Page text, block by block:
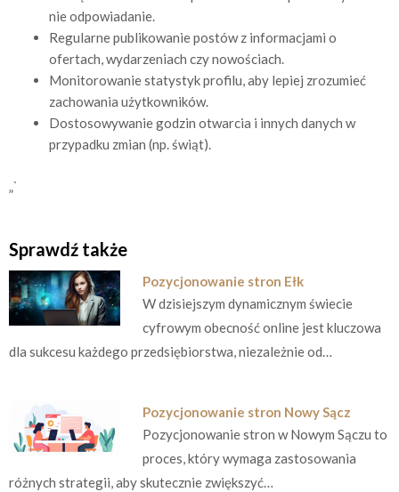
nie odpowiadanie.
Regularne publikowanie postów z informacjami o
ofertach, wydarzeniach czy nowościach.
Monitorowanie statystyk profilu, aby lepiej zrozumieć
zachowania użytkowników.
Dostosowywanie godzin otwarcia i innych danych w
przypadku zmian (np. świąt).
„`
Sprawdź także
Pozycjonowanie stron Ełk
W dzisiejszym dynamicznym świecie
cyfrowym obecność online jest kluczowa
dla sukcesu każdego przedsiębiorstwa, niezależnie od…
Pozycjonowanie stron Nowy Sącz
Pozycjonowanie stron w Nowym Sączu to
proces, który wymaga zastosowania
różnych strategii, aby skutecznie zwiększyć…